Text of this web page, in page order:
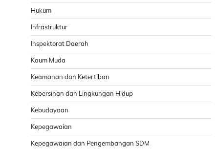
Hukum
Infrastruktur
Inspektorat Daerah
Kaum Muda
Keamanan dan Ketertiban
Kebersihan dan Lingkungan Hidup
Kebudayaan
Kepegawaian
Kepegawaian dan Pengembangan SDM